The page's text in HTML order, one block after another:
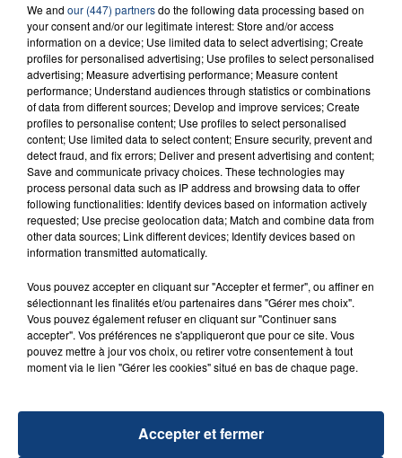
FIL D'ACTU
23 juillet 2026
INCENDIE MORTEL À LENS : UNE FEMME ET
SON BÉBÉ ENTRE LA VIE ET LA...
Un homme s'est immolé par le feu après avoir
aspergé sa compagne et leur bébé de trois mois
d'un liquide inflammable.
We and our (447) partnersdo the following data processing based on
your consent and/or our legitimate interest: Store and/or access
information on a device; Use limited data to select advertising; Create
profiles for personalised advertising; Use profiles to select personalised
advertising; Measure advertising performance; Measure content
performance; Understand audiences through statistics or combinations
of data from different sources; Develop and improve services; Create
profiles to personalise content; Use profiles to select personalised
content; Use limited data to select content; Ensure security, prevent and
detect fraud, and fix errors; Deliver and present advertising and content;
Save and communicate privacy choices. These technologies may
process personal data such as IP address and browsing data to offer
following functionalities: Identify devices based on information actively
requested; Use precise geolocation data; Match and combine data from
other data sources; Link different devices; Identify devices based on
information transmitted automatically.
Vous pouvez accepter en cliquant sur "Accepter et fermer", ou affiner en
sélectionnant les finalités et/ou partenaires dans "Gérer mes choix".
Vous pouvez également refuser en cliquant sur "Continuer sans
accepter". Vos préférences ne s'appliqueront que pour ce site. Vous
pouvez mettre à jour vos choix, ou retirer votre consentement à tout
moment via le lien "Gérer les cookies" situé en bas de chaque page.
Accepter et fermer